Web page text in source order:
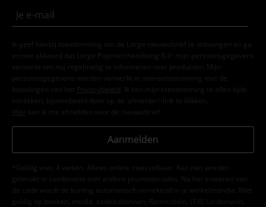
Ik geef hierbij toestemming om de Large-nieuwsbrief te ontvangen en ga
ermee akkoord dat Large Popmerchandising B.V. mijn persoonsgegevens
verwerkt om mij regelmatig te informeren over producten. Mijn
persoonsgegevens worden verwerkt in overeenstemming met de
bepalingen van het
Privacybeleid . Ik kan mijn toestemming te allen tijde
intrekken, bijvoorbeeld door op de ‘afmelden’-link te klikken.
Hier kan ik me afmelden voor de nieuwsbrief.
Aanmelden
*Geldig voor 4 weken. Alleen online inwisselbaar. Kan niet worden
gebruikt in combinatie met andere promotiecodes. Na het invoeren van
de code wordt de korting automatisch verrekend in je winkelmandje. Niet
geldig op boeken, media, cadeaubonnen, Rammstein, (Till) Lindemann,